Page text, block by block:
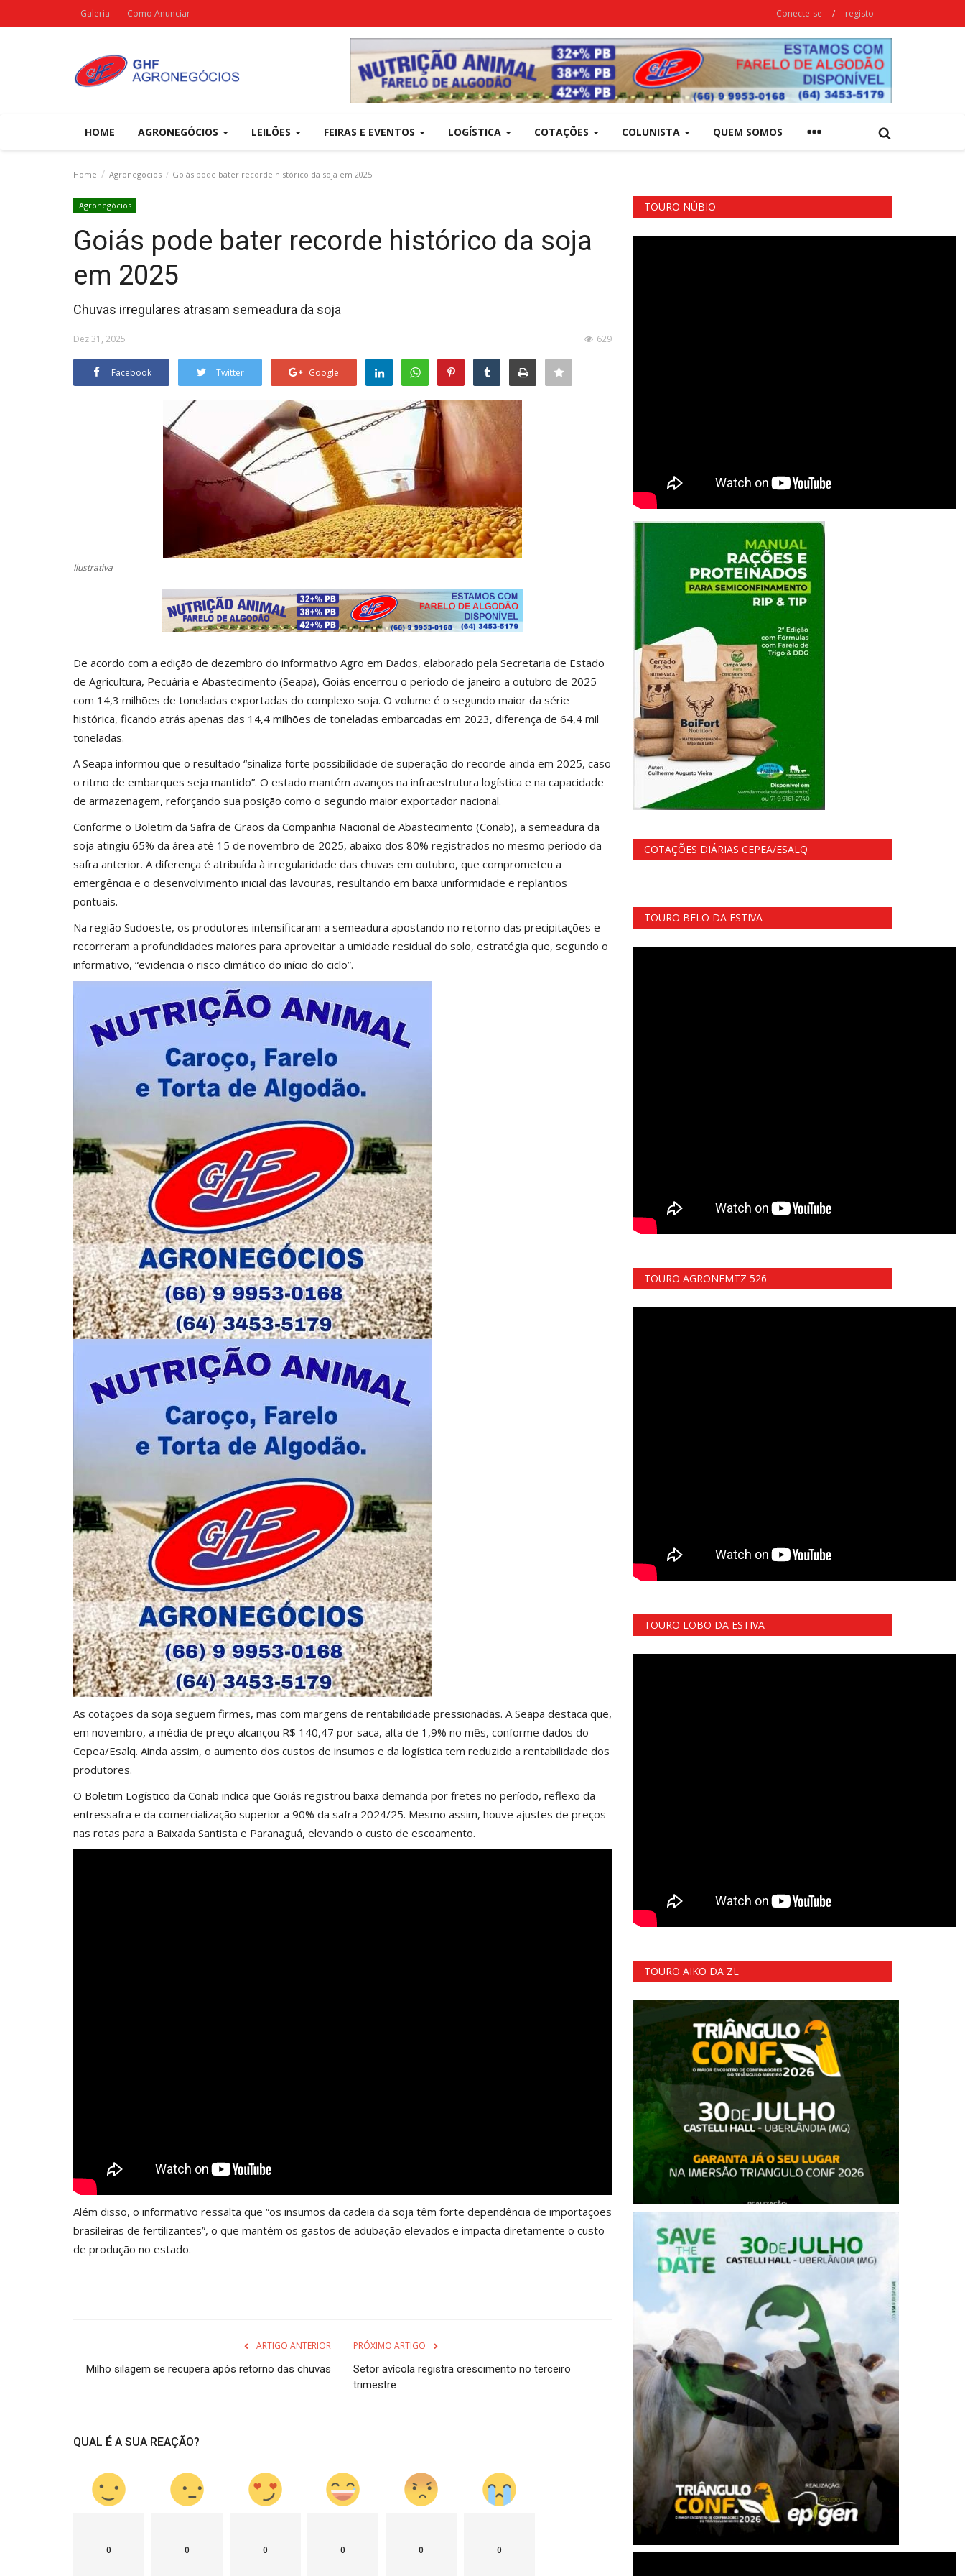
Galeria Como Anunciar Conecte-se / registo
HOME AGRONEGÓCIOS LEILÕES FEIRAS E EVENTOS LOGÍSTICA COTAÇÕES COLUNISTA QUEM SOMOS
Home Agronegócios Goiás pode bater recorde histórico da soja em 2025
Agronegócios
Goiás pode bater recorde histórico da soja
em 2025
Chuvas irregulares atrasam semeadura da soja
Dez 31, 2025 629
Facebook Twitter Google
Ilustrativa
De acordo com a edição de dezembro do informativo Agro em Dados, elaborado pela Secretaria de Estado
de Agricultura, Pecuária e Abastecimento (Seapa), Goiás encerrou o período de janeiro a outubro de 2025
com 14,3 milhões de toneladas exportadas do complexo soja. O volume é o segundo maior da série
histórica, ficando atrás apenas das 14,4 milhões de toneladas embarcadas em 2023, diferença de 64,4 mil
toneladas.
A Seapa informou que o resultado “sinaliza forte possibilidade de superação do recorde ainda em 2025, caso
o ritmo de embarques seja mantido”. O estado mantém avanços na infraestrutura logística e na capacidade
de armazenagem, reforçando sua posição como o segundo maior exportador nacional.
Conforme o Boletim da Safra de Grãos da Companhia Nacional de Abastecimento (Conab), a semeadura da
soja atingiu 65% da área até 15 de novembro de 2025, abaixo dos 80% registrados no mesmo período da
safra anterior. A diferença é atribuída à irregularidade das chuvas em outubro, que comprometeu a
emergência e o desenvolvimento inicial das lavouras, resultando em baixa uniformidade e replantios
pontuais.
Na região Sudoeste, os produtores intensificaram a semeadura apostando no retorno das precipitações e
recorreram a profundidades maiores para aproveitar a umidade residual do solo, estratégia que, segundo o
informativo, “evidencia o risco climático do início do ciclo”.
As cotações da soja seguem firmes, mas com margens de rentabilidade pressionadas. A Seapa destaca que,
em novembro, a média de preço alcançou R$ 140,47 por saca, alta de 1,9% no mês, conforme dados do
Cepea/Esalq. Ainda assim, o aumento dos custos de insumos e da logística tem reduzido a rentabilidade dos
produtores.
O Boletim Logístico da Conab indica que Goiás registrou baixa demanda por fretes no período, reflexo da
entressafra e da comercialização superior a 90% da safra 2024/25. Mesmo assim, houve ajustes de preços
nas rotas para a Baixada Santista e Paranaguá, elevando o custo de escoamento.
Além disso, o informativo ressalta que “os insumos da cadeia da soja têm forte dependência de importações
brasileiras de fertilizantes”, o que mantém os gastos de adubação elevados e impacta diretamente o custo
de produção no estado.
ARTIGO ANTERIOR
Milho silagem se recupera após retorno das chuvas
PRÓXIMO ARTIGO
Setor avícola registra crescimento no terceiro
trimestre
QUAL É A SUA REAÇÃO?
0 0 0 0 0 0
TOURO NÚBIO
COTAÇÕES DIÁRIAS CEPEA/ESALQ
TOURO BELO DA ESTIVA
TOURO AGRONEMTZ 526
TOURO LOBO DA ESTIVA
TOURO AIKO DA ZL